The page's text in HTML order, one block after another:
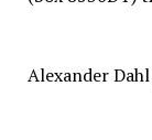
Alexander